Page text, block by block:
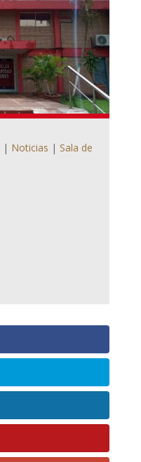
| Noticias | Sala de